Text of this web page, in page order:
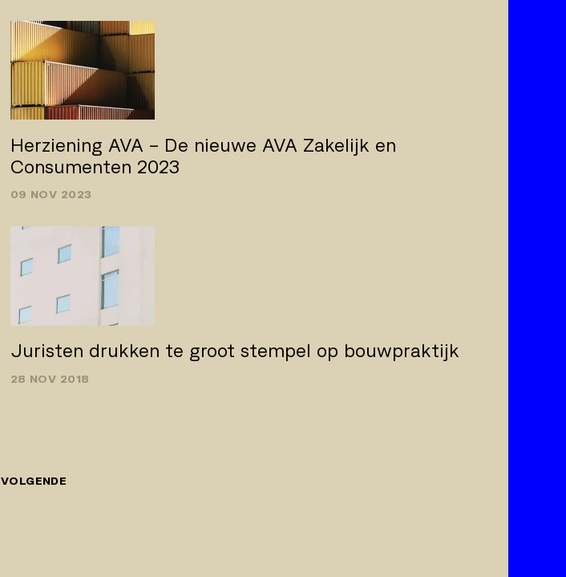
Herziening AVA – De nieuwe AVA Zakelijk en
Consumenten 2023
09 NOV 2023
Juristen drukken te groot stempel op bouwpraktijk
28 NOV 2018
VOLGENDE